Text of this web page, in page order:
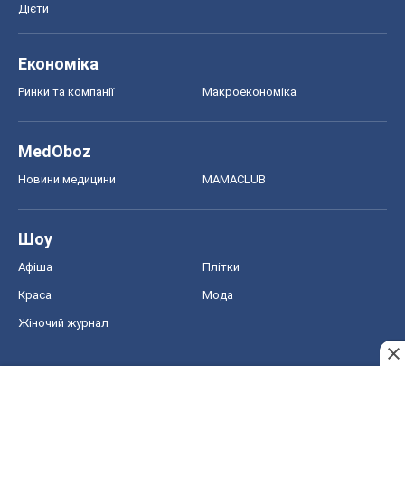
Дієти
Економіка
Ринки та компанії Макроекономіка
MedOboz
Новини медицини MAMACLUB
Шоу
Афіша Плітки
Краса Мода
Жіночий журнал